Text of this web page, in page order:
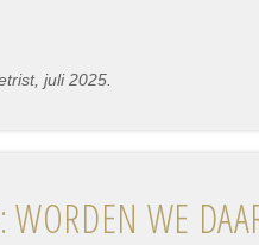
juli 2025.
WE